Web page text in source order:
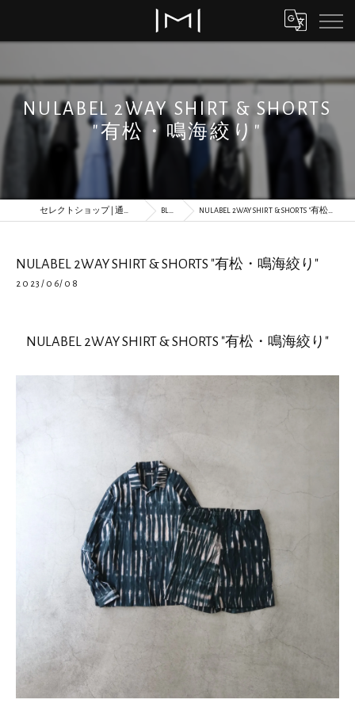
NULABEL 2WAY SHIRT & SHORTS
"有松・鳴海絞り"
セレクトショップ | 通販 | MORLS BLOG NULABEL 2WAY SHIRT & SHORTS "有松・鳴海絞り"
NULABEL 2WAY SHIRT & SHORTS "有松・鳴海絞り"
2023/06/08
NULABEL 2WAY SHIRT & SHORTS "有松・鳴海絞り"